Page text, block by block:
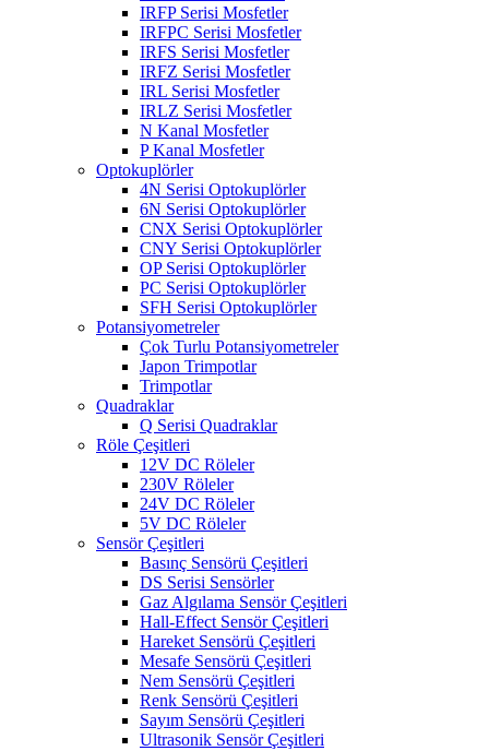
IRFP Serisi Mosfetler
IRFPC Serisi Mosfetler
IRFS Serisi Mosfetler
IRFZ Serisi Mosfetler
IRL Serisi Mosfetler
IRLZ Serisi Mosfetler
N Kanal Mosfetler
P Kanal Mosfetler
Optokuplörler
4N Serisi Optokuplörler
6N Serisi Optokuplörler
CNX Serisi Optokuplörler
CNY Serisi Optokuplörler
OP Serisi Optokuplörler
PC Serisi Optokuplörler
SFH Serisi Optokuplörler
Potansiyometreler
Çok Turlu Potansiyometreler
Japon Trimpotlar
Trimpotlar
Quadraklar
Q Serisi Quadraklar
Röle Çeşitleri
12V DC Röleler
230V Röleler
24V DC Röleler
5V DC Röleler
Sensör Çeşitleri
Basınç Sensörü Çeşitleri
DS Serisi Sensörler
Gaz Algılama Sensör Çeşitleri
Hall-Effect Sensör Çeşitleri
Hareket Sensörü Çeşitleri
Mesafe Sensörü Çeşitleri
Nem Sensörü Çeşitleri
Renk Sensörü Çeşitleri
Sayım Sensörü Çeşitleri
Ultrasonik Sensör Çeşitleri